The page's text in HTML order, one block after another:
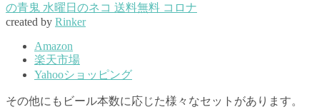
の青鬼 水曜日のネコ 送料無料 コロナ
created by Rinker
Amazon
楽天市場
Yahooショッピング
その他にもビール本数に応じた様々なセットがあります。